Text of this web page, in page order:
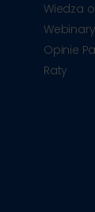
Wiedza
Opinie
Raty